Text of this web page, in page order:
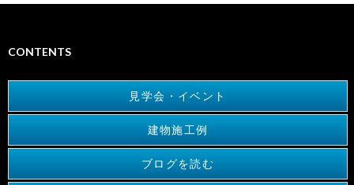
CONTENTS
見学会・イベント
建物施工例
ブログを読む